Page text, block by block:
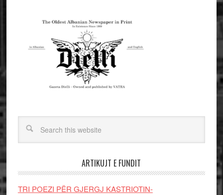
ARTIKUJT E FUNDIT
TRI POEZI PËR GJERGJ KASTRIOTIN-